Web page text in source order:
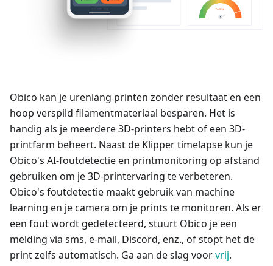
Obico kan je urenlang printen zonder resultaat en een
hoop verspild filamentmateriaal besparen. Het is
handig als je meerdere 3D-printers hebt of een 3D-
printfarm beheert. Naast de Klipper timelapse kun je
Obico's AI-foutdetectie en printmonitoring op afstand
gebruiken om je 3D-printervaring te verbeteren.
Obico's foutdetectie maakt gebruik van machine
learning en je camera om je prints te monitoren. Als er
een fout wordt gedetecteerd, stuurt Obico je een
melding via sms, e-mail, Discord, enz., of stopt het de
print zelfs automatisch. Ga aan de slag voorvrij.